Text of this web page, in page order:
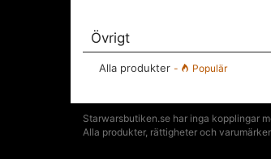
Övrigt
Alla produkter - Populär
Starwarsbutiken.se har inga kopplingar
Alla produkter, rättigheter och